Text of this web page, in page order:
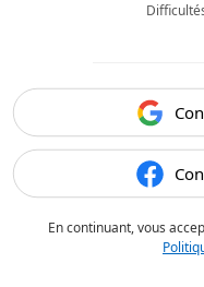
En continuant, vous